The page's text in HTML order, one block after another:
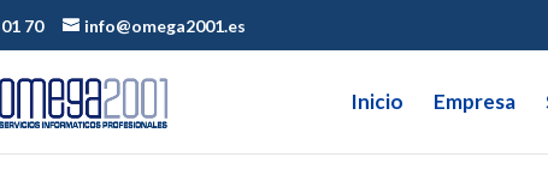
70 info@omega2001.es
Inicio Empresa